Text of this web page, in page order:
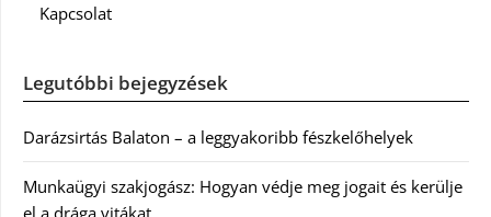
Kapcsolat
Legutóbbi bejegyzések
Darázsirtás Balaton – a leggyakoribb fészkelőhelyek
Munkaügyi szakjogász: Hogyan védje meg jogait és kerülje
el a drága vitákat